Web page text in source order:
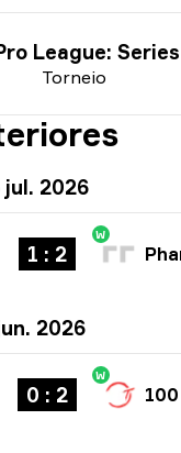
Torneio
League:
2026
1 : 2
W
2026
0 : 2
W